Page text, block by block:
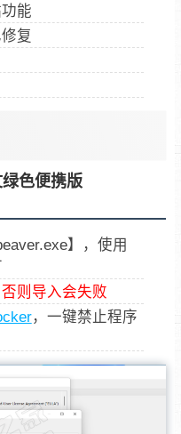
能
复
色便携版
】，使用
则导入会失败
，一键禁止程序